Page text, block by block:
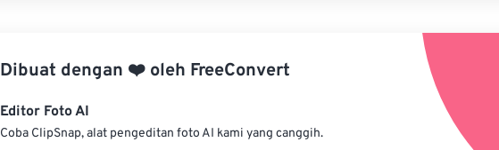
Dibuat dengan ❤️ oleh FreeConvert
Editor Foto AI
Coba ClipSnap, alat pengeditan foto AI kami yang canggih.